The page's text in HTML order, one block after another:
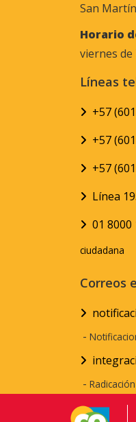
San Martín
Horario
viernes de
Líneas
+57
+57
+57
Línea
01 8000
ciudadana
Correos
-
-